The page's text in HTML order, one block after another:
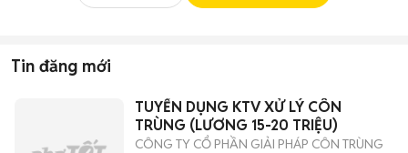
Tin đăng mới
TUYỂN DỤNG KTV XỬ LÝ CÔN
TRÙNG (LƯƠNG 15-20 TRIỆU)
CÔNG TY CỔ PHẦN GIẢI PHÁP CÔN TRÙNG